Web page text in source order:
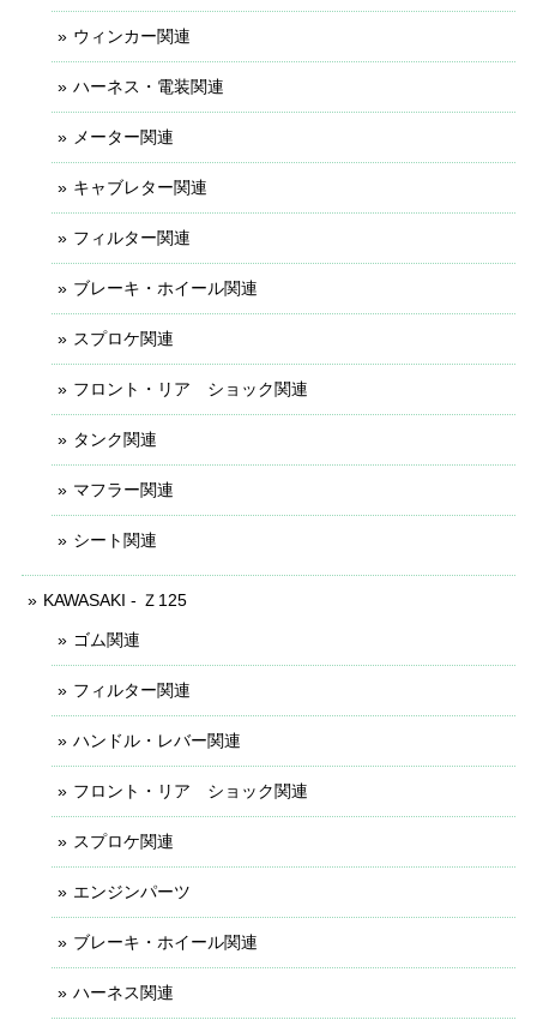
ウィンカー関連
ハーネス・電装関連
メーター関連
キャブレター関連
フィルター関連
ブレーキ・ホイール関連
スプロケ関連
フロント・リア ショック関連
タンク関連
マフラー関連
シート関連
KAWASAKI - Ｚ125
ゴム関連
フィルター関連
ハンドル・レバー関連
フロント・リア ショック関連
スプロケ関連
エンジンパーツ
ブレーキ・ホイール関連
ハーネス関連